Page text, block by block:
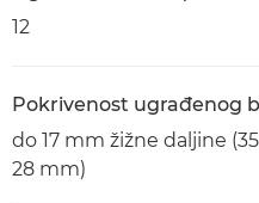
12
Pokrivenost ugrađenog
do 17 mm žižne daljine
28 mm)